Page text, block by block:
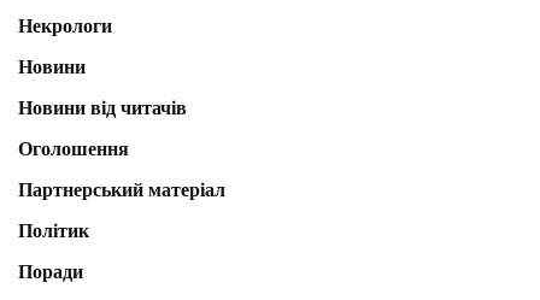
Некрологи
Новини
Новини від читачів
Оголошення
Партнерський матеріал
Політик
Поради